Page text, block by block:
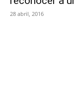
28 abril, 2016